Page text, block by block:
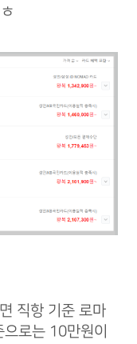
직항 기준 로마
로는 10만원이